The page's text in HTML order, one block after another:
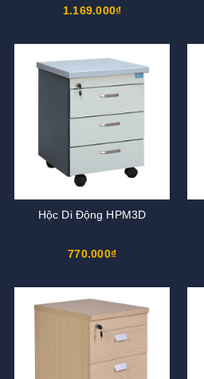
1.169.000₫
Hộc Di Động HPM3D
770.000₫